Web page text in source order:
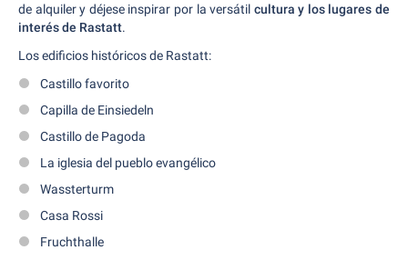
de alquiler y déjese inspirar por la versátil cultura y los lugares de
interés de Rastatt.
Los edificios históricos de Rastatt:
Castillo favorito
Capilla de Einsiedeln
Castillo de Pagoda
La iglesia del pueblo evangélico
Wassterturm
Casa Rossi
Fruchthalle